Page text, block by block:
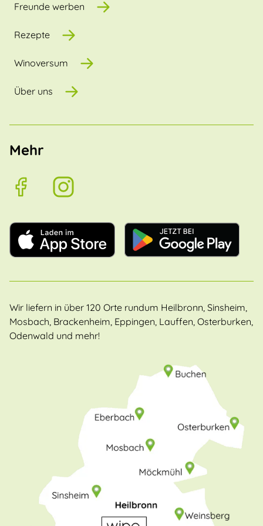
Freunde werben
Rezepte
Winoversum
Über uns
Mehr
Wir liefern in über 120 Orte rundum Heilbronn, Sinsheim,
Mosbach, Brackenheim, Eppingen, Lauffen, Osterburken,
Odenwald und mehr!